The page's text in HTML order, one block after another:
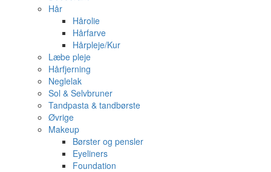
Hår
Hårolie
Hårfarve
Hårpleje/Kur
Læbe pleje
Hårfjerning
Neglelak
Sol & Selvbruner
Tandpasta & tandbørste
Øvrige
Makeup
Børster og pensler
Eyeliners
Foundation